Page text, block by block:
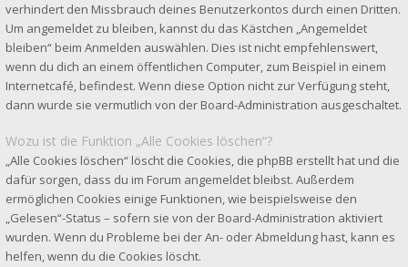
verhindert den Missbrauch deines Benutzerkontos durch einen Dritten.
Um angemeldet zu bleiben, kannst du das Kästchen „Angemeldet
bleiben“ beim Anmelden auswählen. Dies ist nicht empfehlenswert,
wenn du dich an einem öffentlichen Computer, zum Beispiel in einem
Internetcafé, befindest. Wenn diese Option nicht zur Verfügung steht,
dann wurde sie vermutlich von der Board-Administration ausgeschaltet.
Wozu ist die Funktion „Alle Cookies löschen“?
„Alle Cookies löschen“ löscht die Cookies, die phpBB erstellt hat und die
dafür sorgen, dass du im Forum angemeldet bleibst. Außerdem
ermöglichen Cookies einige Funktionen, wie beispielsweise den
„Gelesen“-Status – sofern sie von der Board-Administration aktiviert
wurden. Wenn du Probleme bei der An- oder Abmeldung hast, kann es
helfen, wenn du die Cookies löscht.